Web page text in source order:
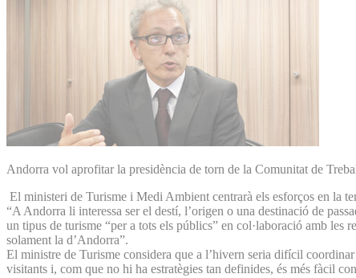
Andorra vol aprofitar la presidència de torn de la Comunitat de
El ministeri de Turisme i Medi Ambient centrarà els esforços en la
“A Andorra li interessa ser el destí, l’origen o una destinació de
un tipus de turisme “per a tots els públics” en col·laboració amb les
solament la d’Andorra”.
El ministre de Turisme considera que a l’hivern seria difícil
visitants i, com que no hi ha estratègies tan definides, és més fàcil